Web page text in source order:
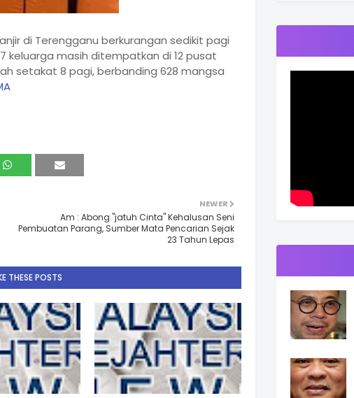
di Terengganu berkurangan sedikit pagi
keluarga masih ditempatkan di 12 pusat
setakat 8 pagi, berbanding 628 mangsa
NEWER
Am : Abong "jatuh Cinta" Kehalusan Seni
Pembuatan Parang, Sumber Mata Pencarian Sejak
23 Tahun Lepas
THESE POSTS